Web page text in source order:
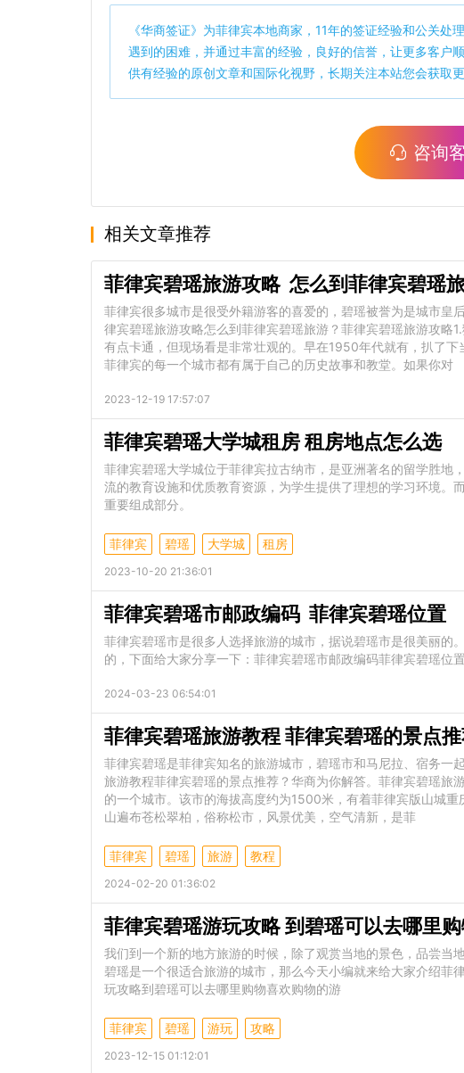
《华商签证》为菲律宾本地商家，11年的签证经验和公关处
遇到的困难，并通过丰富的经验，良好的信誉，让更多客户
供有经验的原创文章和国际化视野，长期关注本站您会获取
咨询
相关文章推荐
菲律宾碧瑶旅游攻略 怎么到菲律宾碧瑶
菲律宾很多城市是很受外籍游客的喜爱的，碧瑶被誉为是城市皇
律宾碧瑶旅游攻略怎么到菲律宾碧瑶旅游？菲律宾碧瑶旅游攻略
有点卡通，但现场看是非常壮观的。早在1950年代就有，扒了
菲律宾的每一个城市都有属于自己的历史故事和教堂。如果你对
2023-12-19 17:57:07
菲律宾碧瑶大学城租房 租房地点怎么选
菲律宾碧瑶大学城位于菲律宾拉古纳市，是亚洲著名的留学胜地
流的教育设施和优质教育资源，为学生提供了理想的学习环境。
重要组成部分。
菲律宾 碧瑶 大学城 租房
2023-10-20 21:36:01
菲律宾碧瑶市邮政编码 菲律宾碧瑶位置
菲律宾碧瑶市是很多人选择旅游的城市，据说碧瑶市是很美丽的
的，下面给大家分享一下：菲律宾碧瑶市邮政编码菲律宾碧瑶位
2024-03-23 06:54:01
菲律宾碧瑶旅游教程 菲律宾碧瑶的景点
菲律宾碧瑶是菲律宾知名的旅游城市，碧瑶市和马尼拉、宿务一
旅游教程菲律宾碧瑶的景点推荐？华商为你解答。菲律宾碧瑶旅
的一个城市。该市的海拔高度约为1500米，有着菲律宾版山城
山遍布苍松翠柏，俗称松市，风景优美，空气清新，是菲
菲律宾 碧瑶 旅游 教程
2024-02-20 01:36:02
菲律宾碧瑶游玩攻略 到碧瑶可以去哪里
我们到一个新的地方旅游的时候，除了观赏当地的景色，品尝当
碧瑶是一个很适合旅游的城市，那么今天小编就来给大家介绍菲
玩攻略到碧瑶可以去哪里购物喜欢购物的游
菲律宾 碧瑶 游玩 攻略
2023-12-15 01:12:01